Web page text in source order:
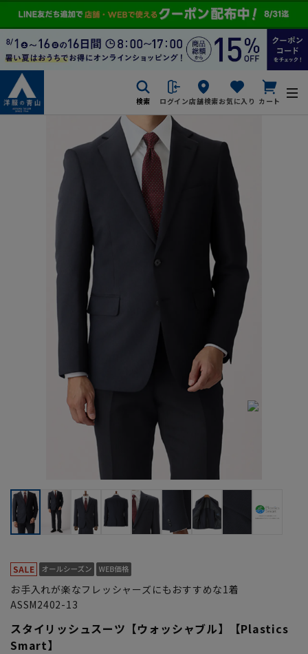
検索 ログイン店舗検索お気に入り カート
お手入れが楽なフレッシャーズにもおすすめな1着
ASSM2402-13
スタイリッシュスーツ【ウォッシャブル】【Plastics
Smart】